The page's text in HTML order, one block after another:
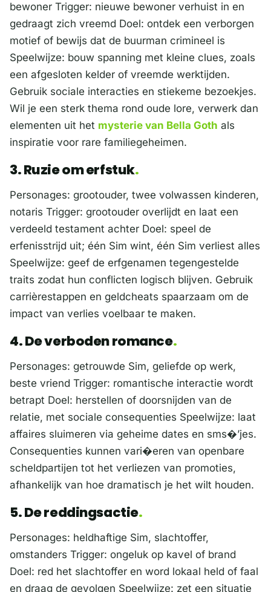
bewoner Trigger: nieuwe bewoner verhuist in en
gedraagt zich vreemd Doel: ontdek een verborgen
motief of bewijs dat de buurman crimineel is
Speelwijze: bouw spanning met kleine clues, zoals
een afgesloten kelder of vreemde werktijden.
Gebruik sociale interacties en stiekeme bezoekjes.
Wil je een sterk thema rond oude lore, verwerk dan
elementen uit het mysterie van Bella Goth als
inspiratie voor rare familiegeheimen.
3. Ruzie om erfstuk
Personages: grootouder, twee volwassen kinderen,
notaris Trigger: grootouder overlijdt en laat een
verdeeld testament achter Doel: speel de
erfenisstrijd uit; één Sim wint, één Sim verliest alles
Speelwijze: geef de erfgenamen tegengestelde
traits zodat hun conflicten logisch blijven. Gebruik
carrièrestappen en geldcheats spaarzaam om de
impact van verlies voelbaar te maken.
4. De verboden romance
Personages: getrouwde Sim, geliefde op werk,
beste vriend Trigger: romantische interactie wordt
betrapt Doel: herstellen of doorsnijden van de
relatie, met sociale consequenties Speelwijze: laat
affaires sluimeren via geheime dates en sms�’jes.
Consequenties kunnen vari�eren van openbare
scheldpartijen tot het verliezen van promoties,
afhankelijk van hoe dramatisch je het wilt houden.
5. De reddingsactie
Personages: heldhaftige Sim, slachtoffer,
omstanders Trigger: ongeluk op kavel of brand
Doel: red het slachtoffer en word lokaal held of faal
en draag de gevolgen Speelwijze: zet een situatie